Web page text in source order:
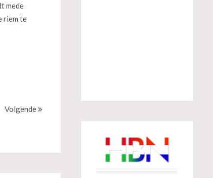
mede
riem te
Volgende